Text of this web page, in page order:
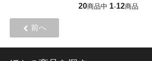
20商品中 1-12商品
前へ